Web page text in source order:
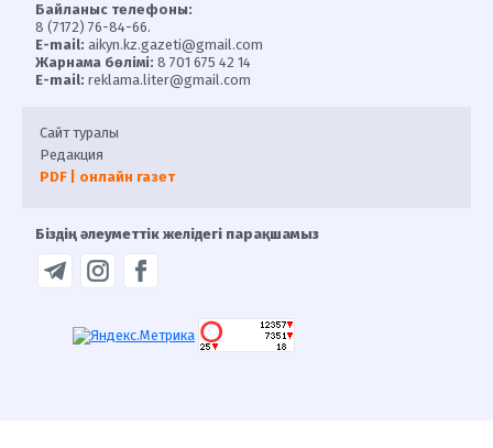
Байланыс телефоны:
8 (7172) 76-84-66.
E-mail: aikyn.kz.gazeti@gmail.com
Жарнама бөлімі: 8 701 675 42 14
E-mail: reklama.liter@gmail.com
Сайт туралы
Редакция
PDF | онлайн газет
Біздің әлеуметтік желідегі парақшамыз